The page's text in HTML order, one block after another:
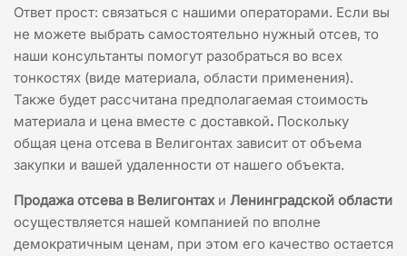
Ответ прост: связаться с нашими операторами. Если вы
не можете выбрать самостоятельно нужный отсев, то
наши консультанты помогут разобраться во всех
тонкостях (виде материала, области применения).
Также будет рассчитана предполагаемая стоимость
материала и цена вместе с доставкой. Поскольку
общая цена отсева в Велигонтах зависит от объема
закупки и вашей удаленности от нашего объекта.
Продажа отсева в Велигонтахи Ленинградской области
осуществляется нашей компанией по вполне
демократичным ценам, при этом его качество остается